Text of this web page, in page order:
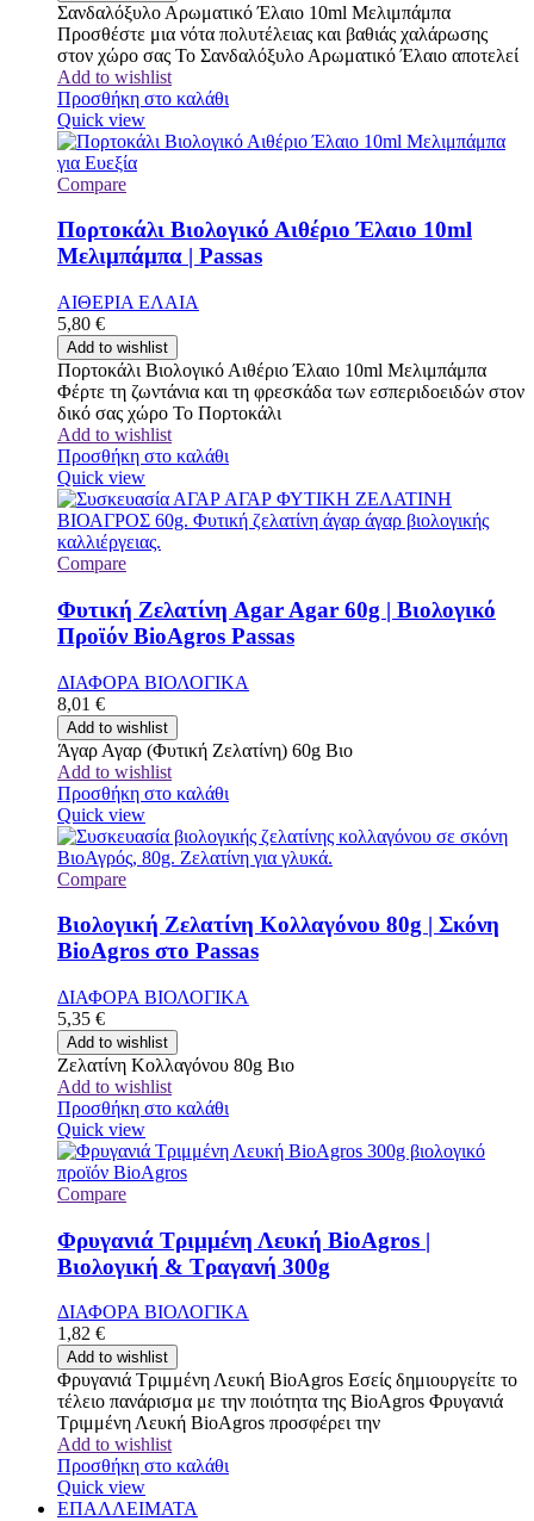
Σανδαλόξυλο Αρωματικό Έλαιο 10ml Μελιμπάμπα
Προσθέστε μια νότα πολυτέλειας και βαθιάς χαλάρωσης
στον χώρο σας Το Σανδαλόξυλο Αρωματικό Έλαιο αποτελεί
Add to wishlist
Προσθήκη στο καλάθι
Quick view
Compare
Πορτοκάλι Βιολογικό Αιθέριο Έλαιο 10ml
Μελιμπάμπα | Passas
ΑΙΘΕΡΙΑ ΕΛΑΙΑ
5,80 €
Add to wishlist
Πορτοκάλι Βιολογικό Αιθέριο Έλαιο 10ml Μελιμπάμπα
Φέρτε τη ζωντάνια και τη φρεσκάδα των εσπεριδοειδών στον
δικό σας χώρο Το Πορτοκάλι
Add to wishlist
Προσθήκη στο καλάθι
Quick view
Compare
Φυτική Ζελατίνη Agar Agar 60g | Βιολογικό
Προϊόν BioAgros Passas
ΔΙΑΦΟΡΑ ΒΙΟΛΟΓΙΚΑ
8,01 €
Add to wishlist
Άγαρ Αγαρ (Φυτική Ζελατίνη) 60g Βιο
Add to wishlist
Προσθήκη στο καλάθι
Quick view
Compare
Βιολογική Ζελατίνη Κολλαγόνου 80g | Σκόνη
BioAgros στο Passas
ΔΙΑΦΟΡΑ ΒΙΟΛΟΓΙΚΑ
5,35 €
Add to wishlist
Ζελατίνη Κολλαγόνου 80g Βιο
Add to wishlist
Προσθήκη στο καλάθι
Quick view
Compare
Φρυγανιά Τριμμένη Λευκή BioAgros |
Βιολογική & Τραγανή 300g
ΔΙΑΦΟΡΑ ΒΙΟΛΟΓΙΚΑ
1,82 €
Add to wishlist
Φρυγανιά Τριμμένη Λευκή BioAgros Εσείς δημιουργείτε το
τέλειο πανάρισμα με την ποιότητα της BioAgros Φρυγανιά
Τριμμένη Λευκή BioAgros προσφέρει την
Add to wishlist
Προσθήκη στο καλάθι
Quick view
ΕΠΑΛΛΕΙΜΑΤΑ